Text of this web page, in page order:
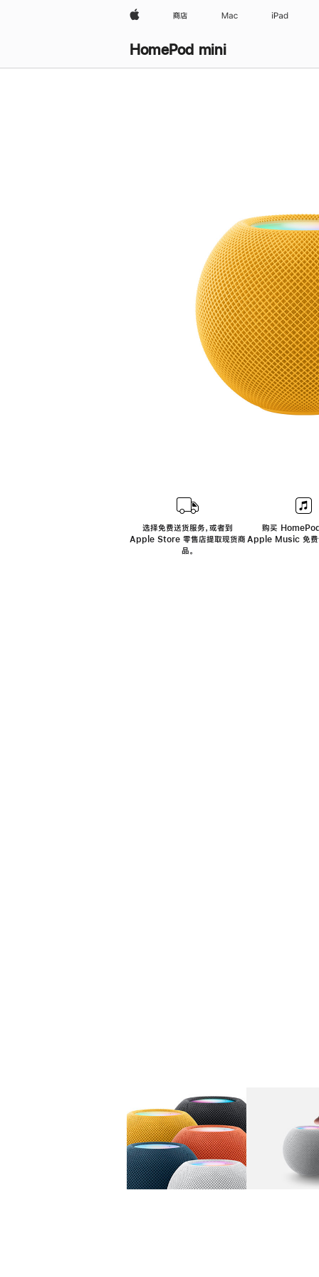
Apple 商店 Mac iPad
HomePod mini
选择免费送货服务，或者到
Apple Store 零售店提取现货商
品。
购买
Apple Music 免费
图库 图像 1